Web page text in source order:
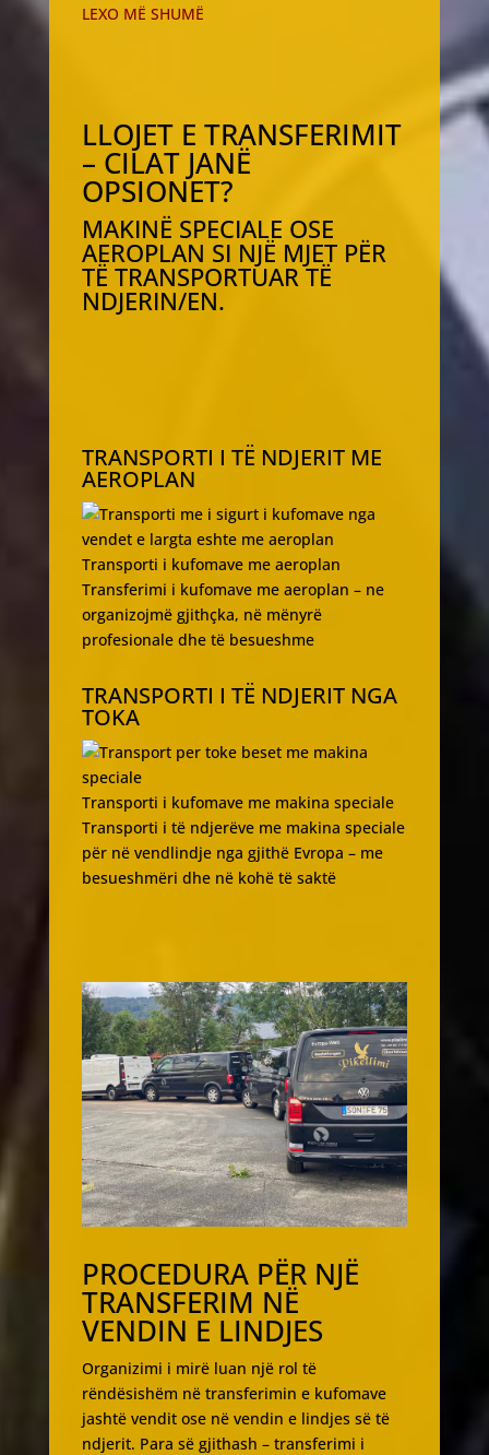
LEXO MË SHUMË
LLOJET E TRANSFERIMIT
– CILAT JANË
OPSIONET?
MAKINË SPECIALE OSE
AEROPLAN SI NJË MJET PËR
TË TRANSPORTUAR TË
NDJERIN/EN.
TRANSPORTI I TË NDJERIT ME
AEROPLAN
Transporti i kufomave me aeroplan
Transferimi i kufomave me aeroplan – ne
organizojmë gjithçka, në mënyrë
profesionale dhe të besueshme
TRANSPORTI I TË NDJERIT NGA
TOKA
Transporti i kufomave me makina speciale
Transporti i të ndjerëve me makina speciale
për në vendlindje nga gjithë Evropa – me
besueshmëri dhe në kohë të saktë
PROCEDURA PËR NJË
TRANSFERIM NË
VENDIN E LINDJES
Organizimi i mirë luan një rol të
rëndësishëm në transferimin e kufomave
jashtë vendit ose në vendin e lindjes së të
ndjerit. Para së gjithash – transferimi i